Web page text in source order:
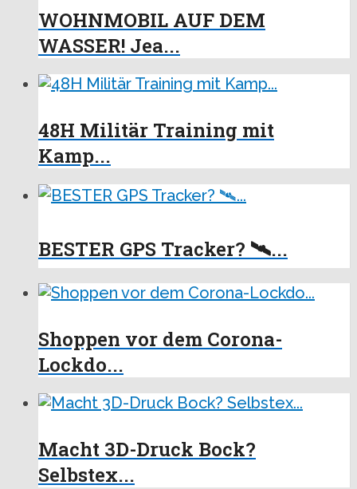
WOHNMOBIL AUF DEM
WASSER! Jea...
48H Militär Training mit
Kamp...
BESTER GPS Tracker? 🛰...
Shoppen vor dem Corona-
Lockdo...
Macht 3D-Druck Bock?
Selbstex...